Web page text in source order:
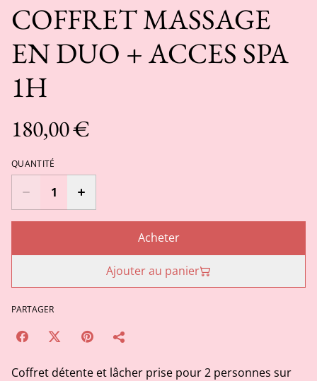
COFFRET MASSAGE
EN DUO + ACCES SPA
1H
180,00 €
QUANTITÉ
Acheter
Ajouter au panier
PARTAGER
Coffret détente et lâcher prise pour 2 personnes sur